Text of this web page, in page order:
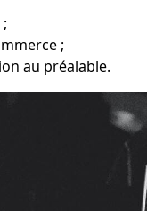
;
au préalable.